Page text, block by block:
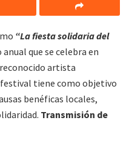
“La fiesta solidaria del
que se celebra en
artista
tiene como objetivo
benéficas locales,
Transmisión de